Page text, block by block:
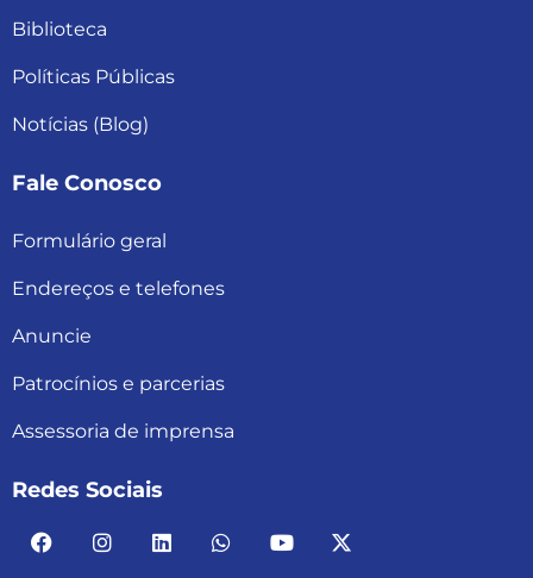
Biblioteca
Políticas Públicas
Notícias (Blog)
Fale Conosco
Formulário geral
Endereços e telefones
Anuncie
Patrocínios e parcerias
Assessoria de imprensa
Redes Sociais